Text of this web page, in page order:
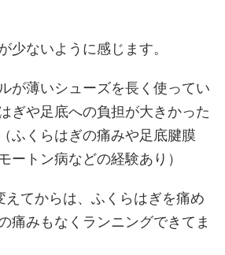
少ないように感じます。
が薄いシューズを長く使ってい
ぎや足底への負担が大きかった
ふくらはぎの痛みや足底腱膜
ートン病などの経験あり）
えてからは、ふくらはぎを痛め
痛みもなくランニングできてま